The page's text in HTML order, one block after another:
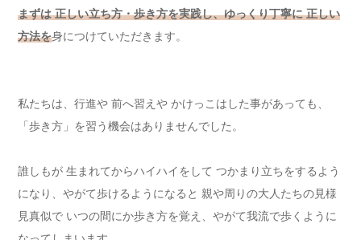
まずは 正しい立ち方・歩き方を実践し、ゆっくり丁寧に 正しい
方法を身につけていただきます。
私たちは、行進や 前へ習えや かけっこはした事があっても、
「歩き方」を習う機会はありませんでした。
誰しもが 生まれてからハイハイをして つかまり立ちをするよう
になり、やがて歩けるようになると 親や周りの大人たちの見様
見真似で いつの間にか歩き方を覚え、やがて我流で歩くように